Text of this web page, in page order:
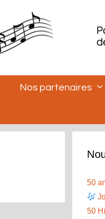
Nos partenaires
50
50